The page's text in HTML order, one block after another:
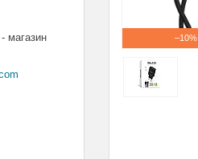
–10%
магазин